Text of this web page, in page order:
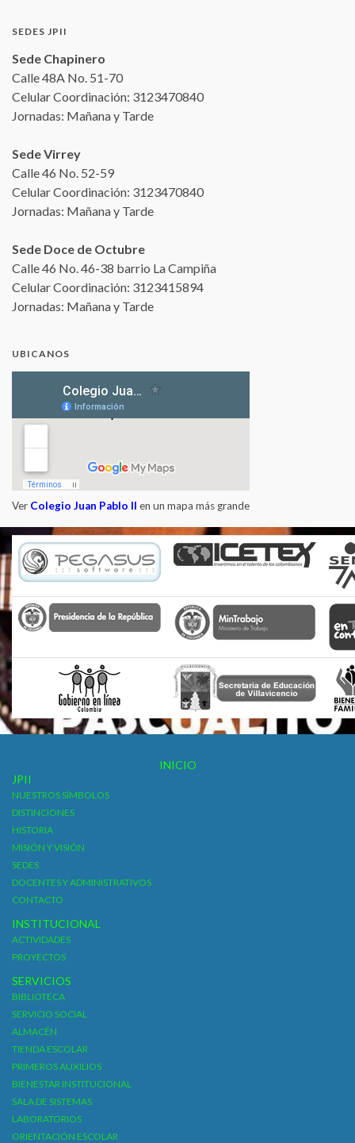
SEDES JPII
Sede Chapinero
Calle 48A No. 51-70
Celular Coordinación: 3123470840
Jornadas: Mañana y Tarde
Sede Virrey
Calle 46 No. 52-59
Celular Coordinación: 3123470840
Jornadas: Mañana y Tarde
Sede Doce de Octubre
Calle 46 No. 46-38 barrio La Campiña
Celular Coordinación: 3123415894
Jornadas: Mañana y Tarde
UBICANOS
Ver Colegio Juan Pablo II en un mapa más grande
INICIO
JPII
NUESTROS SÍMBOLOS
DISTINCIONES
HISTORIA
MISIÓN Y VISIÓN
SEDES
DOCENTES Y ADMINISTRATIVOS
CONTACTO
INSTITUCIONAL
ACTIVIDADES
PROYECTOS
SERVICIOS
BIBLIOTECA
SERVICIO SOCIAL
ALMACÉN
TIENDA ESCOLAR
PRIMEROS AUXILIOS
BIENESTAR INSTITUCIONAL
SALA DE SISTEMAS
LABORATORIOS
ORIENTACIÓN ESCOLAR